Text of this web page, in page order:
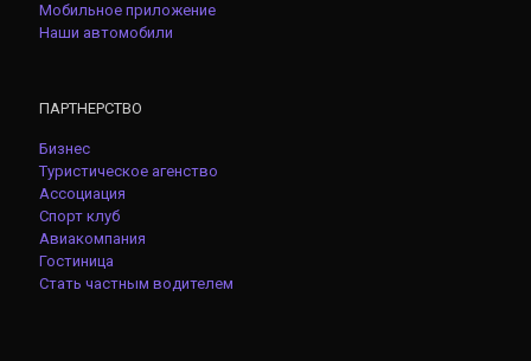
Мобильное приложение
Наши автомобили
ПАРТНЕРСТВО
Бизнес
Туристическое агенство
Ассоциация
Спорт клуб
Авиакомпания
Гостиница
Стать частным водителем